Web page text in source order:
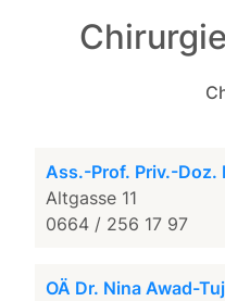
Ass.-Prof. Priv.-
Altgasse 11
0664 / 256 17 97
OÄ Dr. Nina Awad-